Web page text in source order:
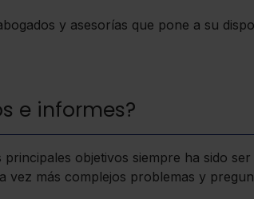
y asesorías que pone a su
e informes?
objetivos siempre ha sido
vez más complejos problemas y